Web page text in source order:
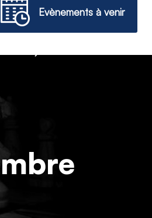
Evènements à venir
→